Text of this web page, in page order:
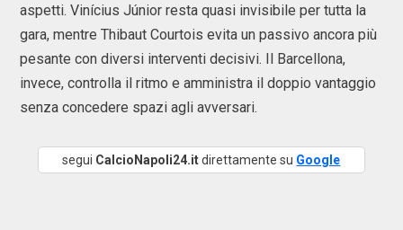
aspetti. Vinícius Júnior resta quasi invisibile per tutta la
gara, mentre Thibaut Courtois evita un passivo ancora più
pesante con diversi interventi decisivi. Il Barcellona,
invece, controlla il ritmo e amministra il doppio vantaggio
senza concedere spazi agli avversari.
segui CalcioNapoli24.itdirettamente su Google